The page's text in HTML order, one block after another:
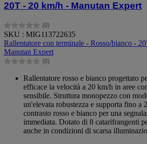
20T - 20 km/h - Manutan Expert
(0)
0.0
su
5
stelle.
SKU : MIG113722635
Rallentatore con terminale - Rosso/bianco -
Manutan Expert
(0)
0.0
Rallentatore rosso e bianco progettato
efficace la velocità a 20 km/h in aree
sensibile. Struttura monopezzo con
un'elevata robustezza e supporta fino a
contrasto rosso e bianco per una
immediata. Dotato di 8 catarifrangenti
anche in condizioni di scarsa